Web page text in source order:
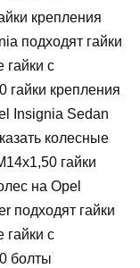
крепления
подходят гайки
гайки с
крепления
Insignia Sedan
колесные
гайки
на Opel
подходят гайки
гайки с
болты